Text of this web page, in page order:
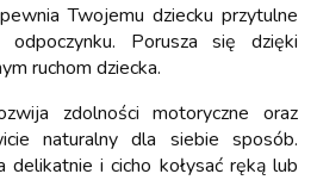
Twojemu dziecku przytulne
Porusza się dzięki
ruchom dziecka.
zdolności motoryczne oraz
naturalny dla siebie sposób.
delikatnie i cicho kołysać ręką lub